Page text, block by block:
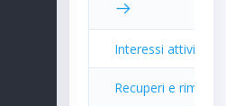
Interessi attivi
Recuperi e